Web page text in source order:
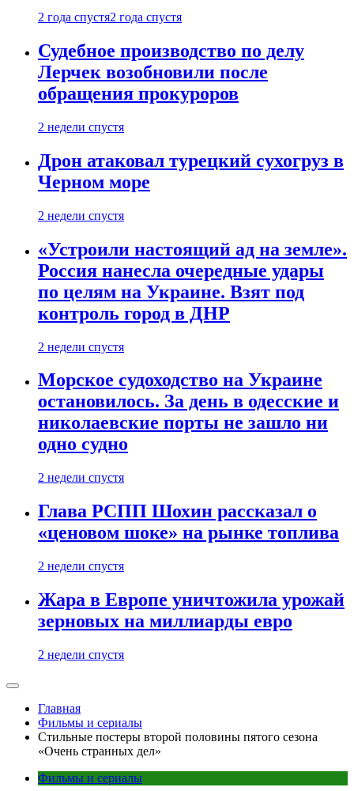
2 года спустя2 года спустя
Судебное производство по делу
Лерчек возобновили после
обращения прокуроров
2 недели спустя
Дрон атаковал турецкий сухогруз в
Черном море
2 недели спустя
«Устроили настоящий ад на земле».
Россия нанесла очередные удары
по целям на Украине. Взят под
контроль город в ДНР
2 недели спустя
Морское судоходство на Украине
остановилось. За день в одесские и
николаевские порты не зашло ни
одно судно
2 недели спустя
Глава РСПП Шохин рассказал о
«ценовом шоке» на рынке топлива
2 недели спустя
Жара в Европе уничтожила урожай
зерновых на миллиарды евро
2 недели спустя
Главная
Фильмы и сериалы
Стильные постеры второй половины пятого сезона
«Очень странных дел»
Фильмы и сериалы